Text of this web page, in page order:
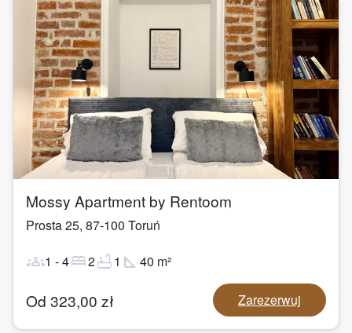
1 /13
Mossy Apartment by Rentoom
Prosta 25, 87-100 Toruń
groups1 -4bed2bathtub1 square_foot 40 m²
Od 323,00 zł Zarezerwuj